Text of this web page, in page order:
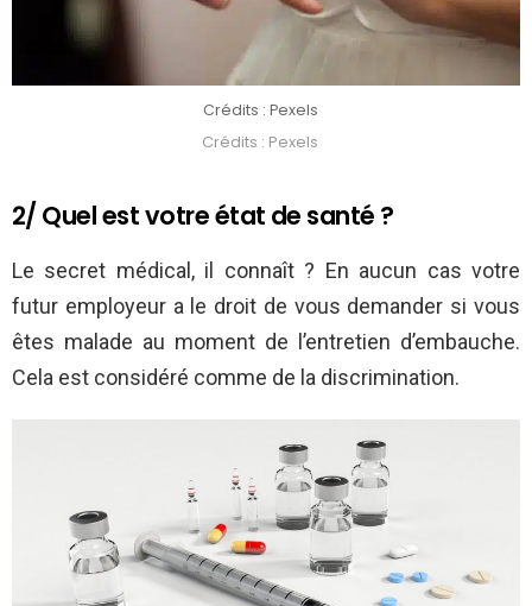
Crédits : Pexels
Crédits : Pexels
2/ Quel est votre état de santé ?
Le secret médical, il connaît ? En aucun cas votre
futur employeur a le droit de vous demander si vous
êtes malade au moment de l’entretien d’embauche.
Cela est considéré comme de la discrimination.